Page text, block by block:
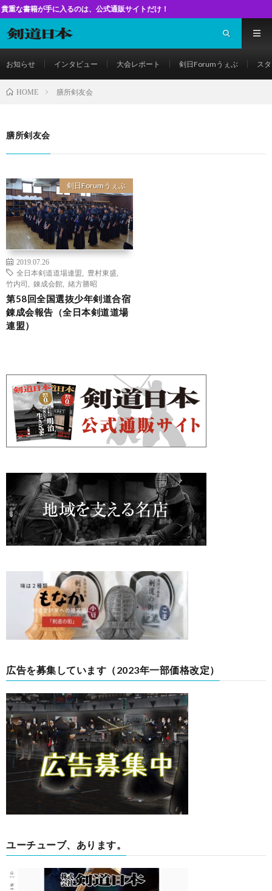
に入るのは、公式通販サイトだけ！
お知らせ インタビュー 大会レポート 剣日Forumうぇぶ ス
HOME 膳所剣友会
膳所剣友会
剣日Forumうぇぶ
2019.07.26
全日本剣道道場連盟
豊村東盛
竹内司
錬成会館 緒方勝昭
第58回全国選抜少年剣道合宿
錬成会報告（全日本剣道道場
連盟）
広告を募集しています（2023年一部価格改定）
ユーチューブ、あります。